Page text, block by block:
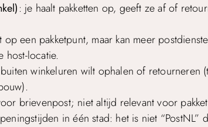
: je haalt pakketten op, geeft ze af of
op een pakketpunt, maar kan meer
host-locatie.
winkeluren wilt ophalen of retourneren
brievenpost; niet altijd relevant voor
in één stad: het is niet “PostNL”